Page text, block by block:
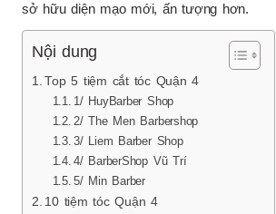
sở hữu diện mạo mới, ấn tượng hơn.
Nội dung
Top 5 tiệm cắt tóc Quận 4
1/ HuyBarber Shop
2/ The Men Barbershop
3/ Liem Barber Shop
4/ BarberShop Vũ Trí
5/ Min Barber
10 tiệm tóc Quận 4